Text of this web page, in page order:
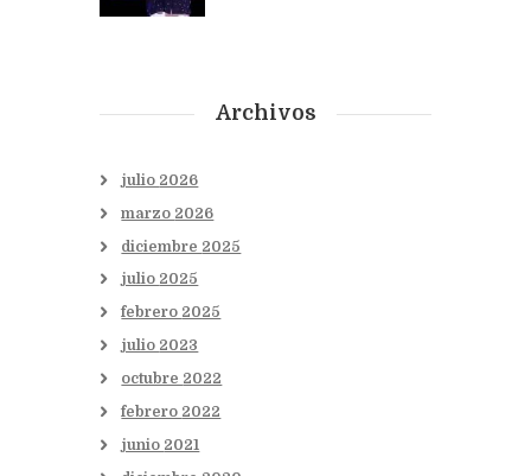
Archivos
julio 2026
marzo 2026
diciembre 2025
julio 2025
febrero 2025
julio 2023
octubre 2022
febrero 2022
junio 2021